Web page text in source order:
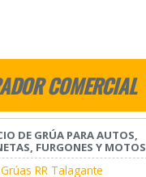
COMERCIAL
DE GRÚA PARA AUTOS,
FURGONES Y MOTOS
Grúas RR Talagante